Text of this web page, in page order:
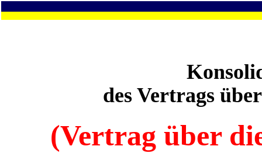
des Vertrags
(Vertrag über